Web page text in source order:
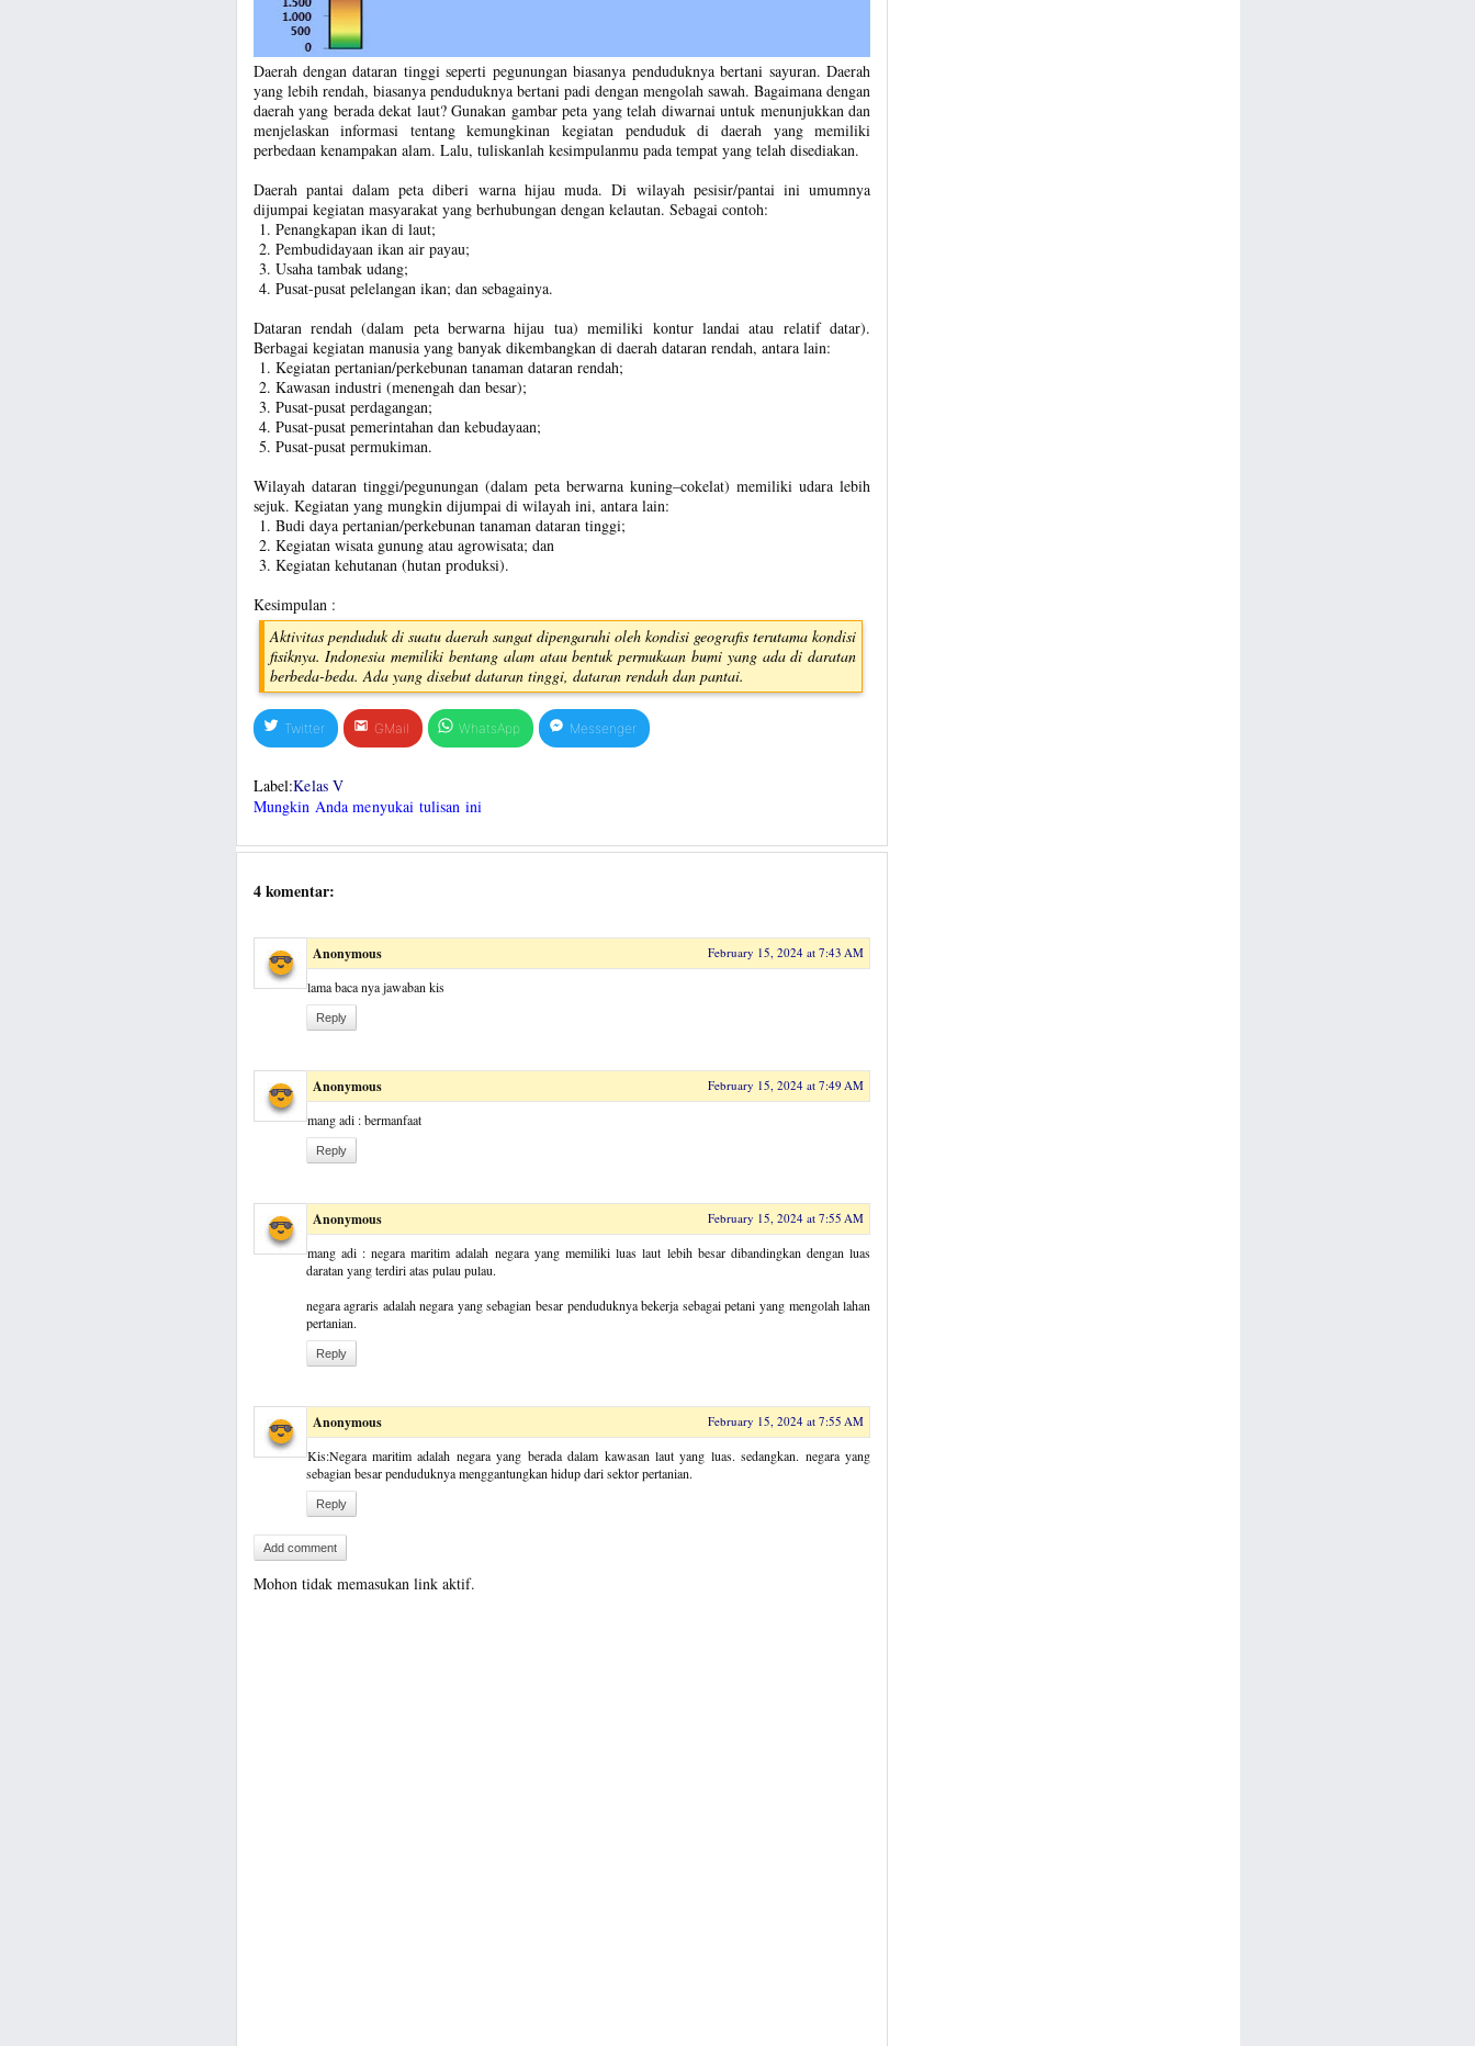
Daerah dengan dataran tinggi seperti pegunungan biasanya penduduknya bertani sayuran. Daerah
yang lebih rendah, biasanya penduduknya bertani padi dengan mengolah sawah. Bagaimana dengan
daerah yang berada dekat laut? Gunakan gambar peta yang telah diwarnai untuk menunjukkan dan
menjelaskan informasi tentang kemungkinan kegiatan penduduk di daerah yang memiliki
perbedaan kenampakan alam. Lalu, tuliskanlah kesimpulanmu pada tempat yang telah disediakan.
Daerah pantai dalam peta diberi warna hijau muda. Di wilayah pesisir/pantai ini umumnya
dijumpai kegiatan masyarakat yang berhubungan dengan kelautan. Sebagai contoh:
Penangkapan ikan di laut;
Pembudidayaan ikan air payau;
Usaha tambak udang;
Pusat-pusat pelelangan ikan; dan sebagainya.
Dataran rendah (dalam peta berwarna hijau tua) memiliki kontur landai atau relatif datar).
Berbagai kegiatan manusia yang banyak dikembangkan di daerah dataran rendah, antara lain:
Kegiatan pertanian/perkebunan tanaman dataran rendah;
Kawasan industri (menengah dan besar);
Pusat-pusat perdagangan;
Pusat-pusat pemerintahan dan kebudayaan;
Pusat-pusat permukiman.
Wilayah dataran tinggi/pegunungan (dalam peta berwarna kuning–cokelat) memiliki udara lebih
sejuk. Kegiatan yang mungkin dijumpai di wilayah ini, antara lain:
Budi daya pertanian/perkebunan tanaman dataran tinggi;
Kegiatan wisata gunung atau agrowisata; dan
Kegiatan kehutanan (hutan produksi).
Kesimpulan :
Aktivitas penduduk di suatu daerah sangat dipengaruhi oleh kondisi geografis terutama kondisi
fisiknya. Indonesia memiliki bentang alam atau bentuk permukaan bumi yang ada di daratan
berbeda-beda. Ada yang disebut dataran tinggi, dataran rendah dan pantai.
Twitter GMail WhatsApp Messenger
Label:Kelas V
Mungkin Anda menyukai tulisan ini
4 komentar:
Anonymous February 15, 2024 at 7:43 AM
lama baca nya jawaban kis
Reply
Anonymous February 15, 2024 at 7:49 AM
mang adi : bermanfaat
Reply
Anonymous February 15, 2024 at 7:55 AM
mang adi : negara maritim adalah negara yang memiliki luas laut lebih besar dibandingkan dengan luas
daratan yang terdiri atas pulau pulau.
negara agraris adalah negara yang sebagian besar penduduknya bekerja sebagai petani yang mengolah lahan
pertanian.
Reply
Anonymous February 15, 2024 at 7:55 AM
Kis:Negara maritim adalah negara yang berada dalam kawasan laut yang luas. sedangkan. negara yang
sebagian besar penduduknya menggantungkan hidup dari sektor pertanian.
Reply
Add comment
Mohon tidak memasukan link aktif.